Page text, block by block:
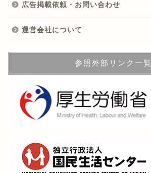
広告掲載依頼・お問い合わせ
運営会社について
参照外部リンク一覧